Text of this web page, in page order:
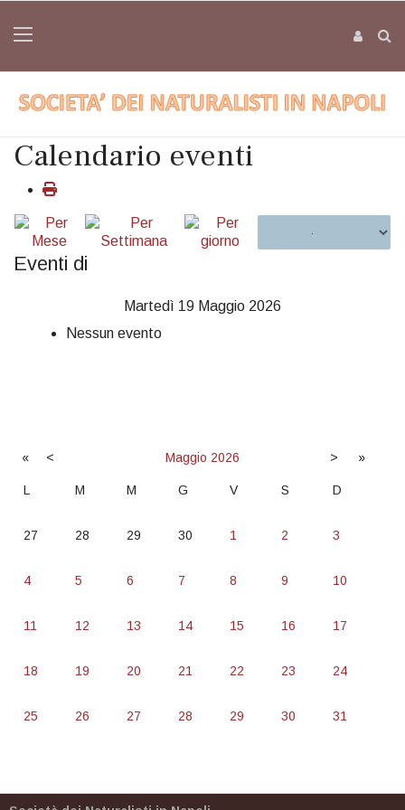
Calendario eventi
Eventi di
Martedì 19 Maggio 2026
Nessun evento
« < Maggio 2026 > »
L M M G V S D
27 28 29 30 1 2 3
4 5 6 7 8 9 10
11 12 13 14 15 16 17
18 19 20 21 22 23 24
25 26 27 28 29 30 31